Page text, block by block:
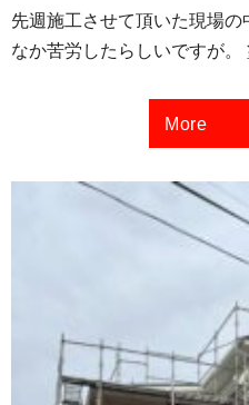
先週施工させて頂いた現場
なか苦労したらしいですが。
More